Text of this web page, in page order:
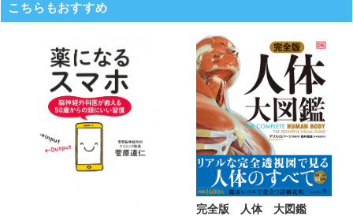
こちらもおすすめ
完全版 人体 大図鑑